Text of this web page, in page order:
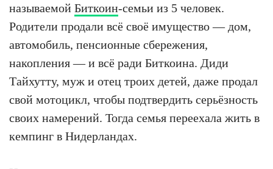
называемой Биткоин-семьи из 5 человек.
Родители продали всё своё имущество — дом,
автомобиль, пенсионные сбережения,
накопления — и всё ради Биткоина. Диди
Тайхутту, муж и отец троих детей, даже продал
свой мотоцикл, чтобы подтвердить серьёзность
своих намерений. Тогда семья переехала жить в
кемпинг в Нидерландах.